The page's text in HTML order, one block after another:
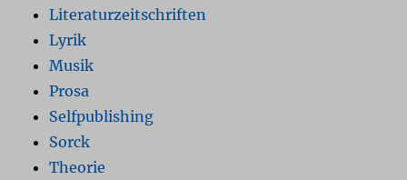
Literaturzeitschriften
Lyrik
Musik
Prosa
Selfpublishing
Sorck
Theorie